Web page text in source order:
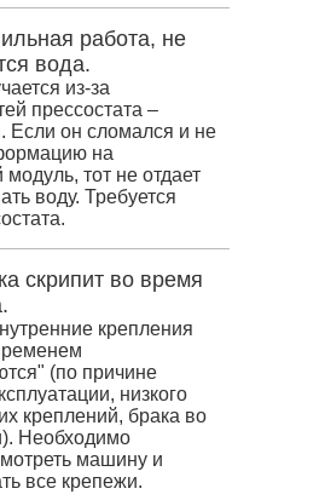
работа, не
вода.
из-за
прессостата –
Если он сломался и не
на
тот не отдает
воду. Требуется
скрипит во время
крепления
(по причине
низкого
креплений, брака во
Необходимо
машину и
все крепежи.